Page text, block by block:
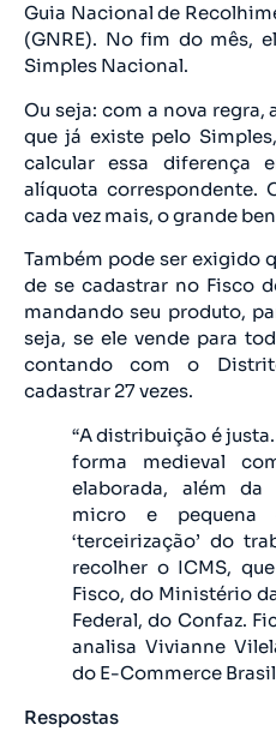
Guia Nacional de
(GNRE). No fim do mês,
Simples Nacional.
Ou seja: com a nova
que já existe pelo
calcular essa diferença
alíquota correspondente.
cada vez mais, o grande
Também pode ser exigido
de se cadastrar no Fisco
mandando seu produto,
seja, se ele vende para
contando com o
cadastrar 27 vezes.
“A distribuição é
forma medieval
elaborada, além da
micro e pequena
‘terceirização’ do
recolher o ICMS,
Fisco, do Ministério
Federal, do Confaz.
analisa Vivianne
do E-Commerce
Respostas